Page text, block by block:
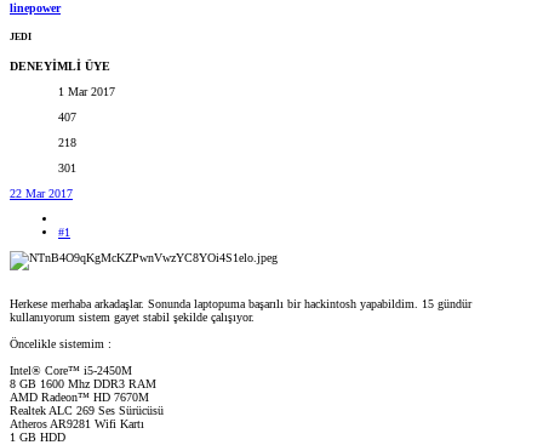
linepower
JEDI
DENEYİMLİ ÜYE
1 Mar 2017
407
218
301
22 Mar 2017
#1
Herkese merhaba arkadaşlar. Sonunda laptopuma başarılı bir hackintosh yapabildim. 15 gündür
kullanıyorum sistem gayet stabil şekilde çalışıyor.
Öncelikle sistemim :
Intel® Core™ i5-2450M
8 GB 1600 Mhz DDR3 RAM
AMD Radeon™ HD 7670M
Realtek ALC 269 Ses Sürücüsü
Atheros AR9281 Wifi Kartı
1 GB HDD